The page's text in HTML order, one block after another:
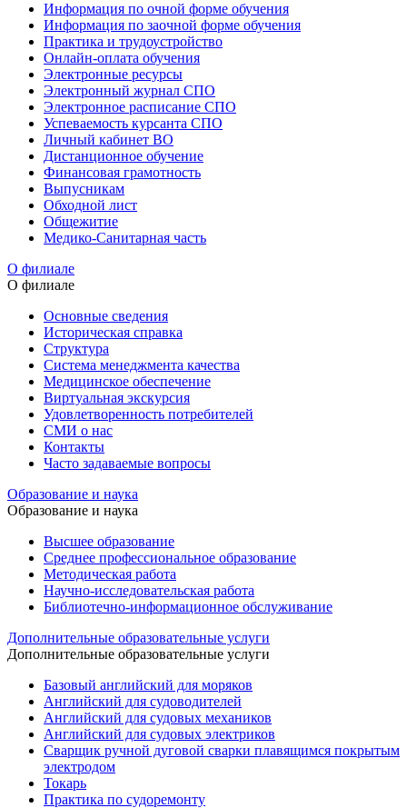
Информация по очной форме обучения
Информация по заочной форме обучения
Практика и трудоустройство
Онлайн-оплата обучения
Электронные ресурсы
Электронный журнал СПО
Электронное расписание СПО
Успеваемость курсанта СПО
Личный кабинет ВО
Дистанционное обучение
Финансовая грамотность
Выпусникам
Обходной лист
Общежитие
Медико-Санитарная часть
О филиале
О филиале
Основные сведения
Историческая справка
Структура
Система менеджмента качества
Медицинское обеспечение
Виртуальная экскурсия
Удовлетворенность потребителей
СМИ о нас
Контакты
Часто задаваемые вопросы
Образование и наука
Образование и наука
Высшее образование
Среднее профессиональное образование
Методическая работа
Научно-исследовательская работа
Библиотечно-информационное обслуживание
Дополнительные образовательные услуги
Дополнительные образовательные услуги
Базовый английский для моряков
Английский для судоводителей
Английский для судовых механиков
Английский для судовых электриков
Cварщик ручной дуговой сварки плавящимся покрытым
электродом
Токарь
Практика по судоремонту